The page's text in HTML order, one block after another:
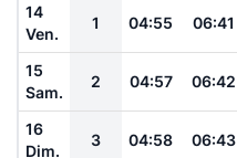
14
Ven.
1 04:55 06:41
15
Sam.
2 04:57 06:42
16
Dim.
3 04:58 06:43